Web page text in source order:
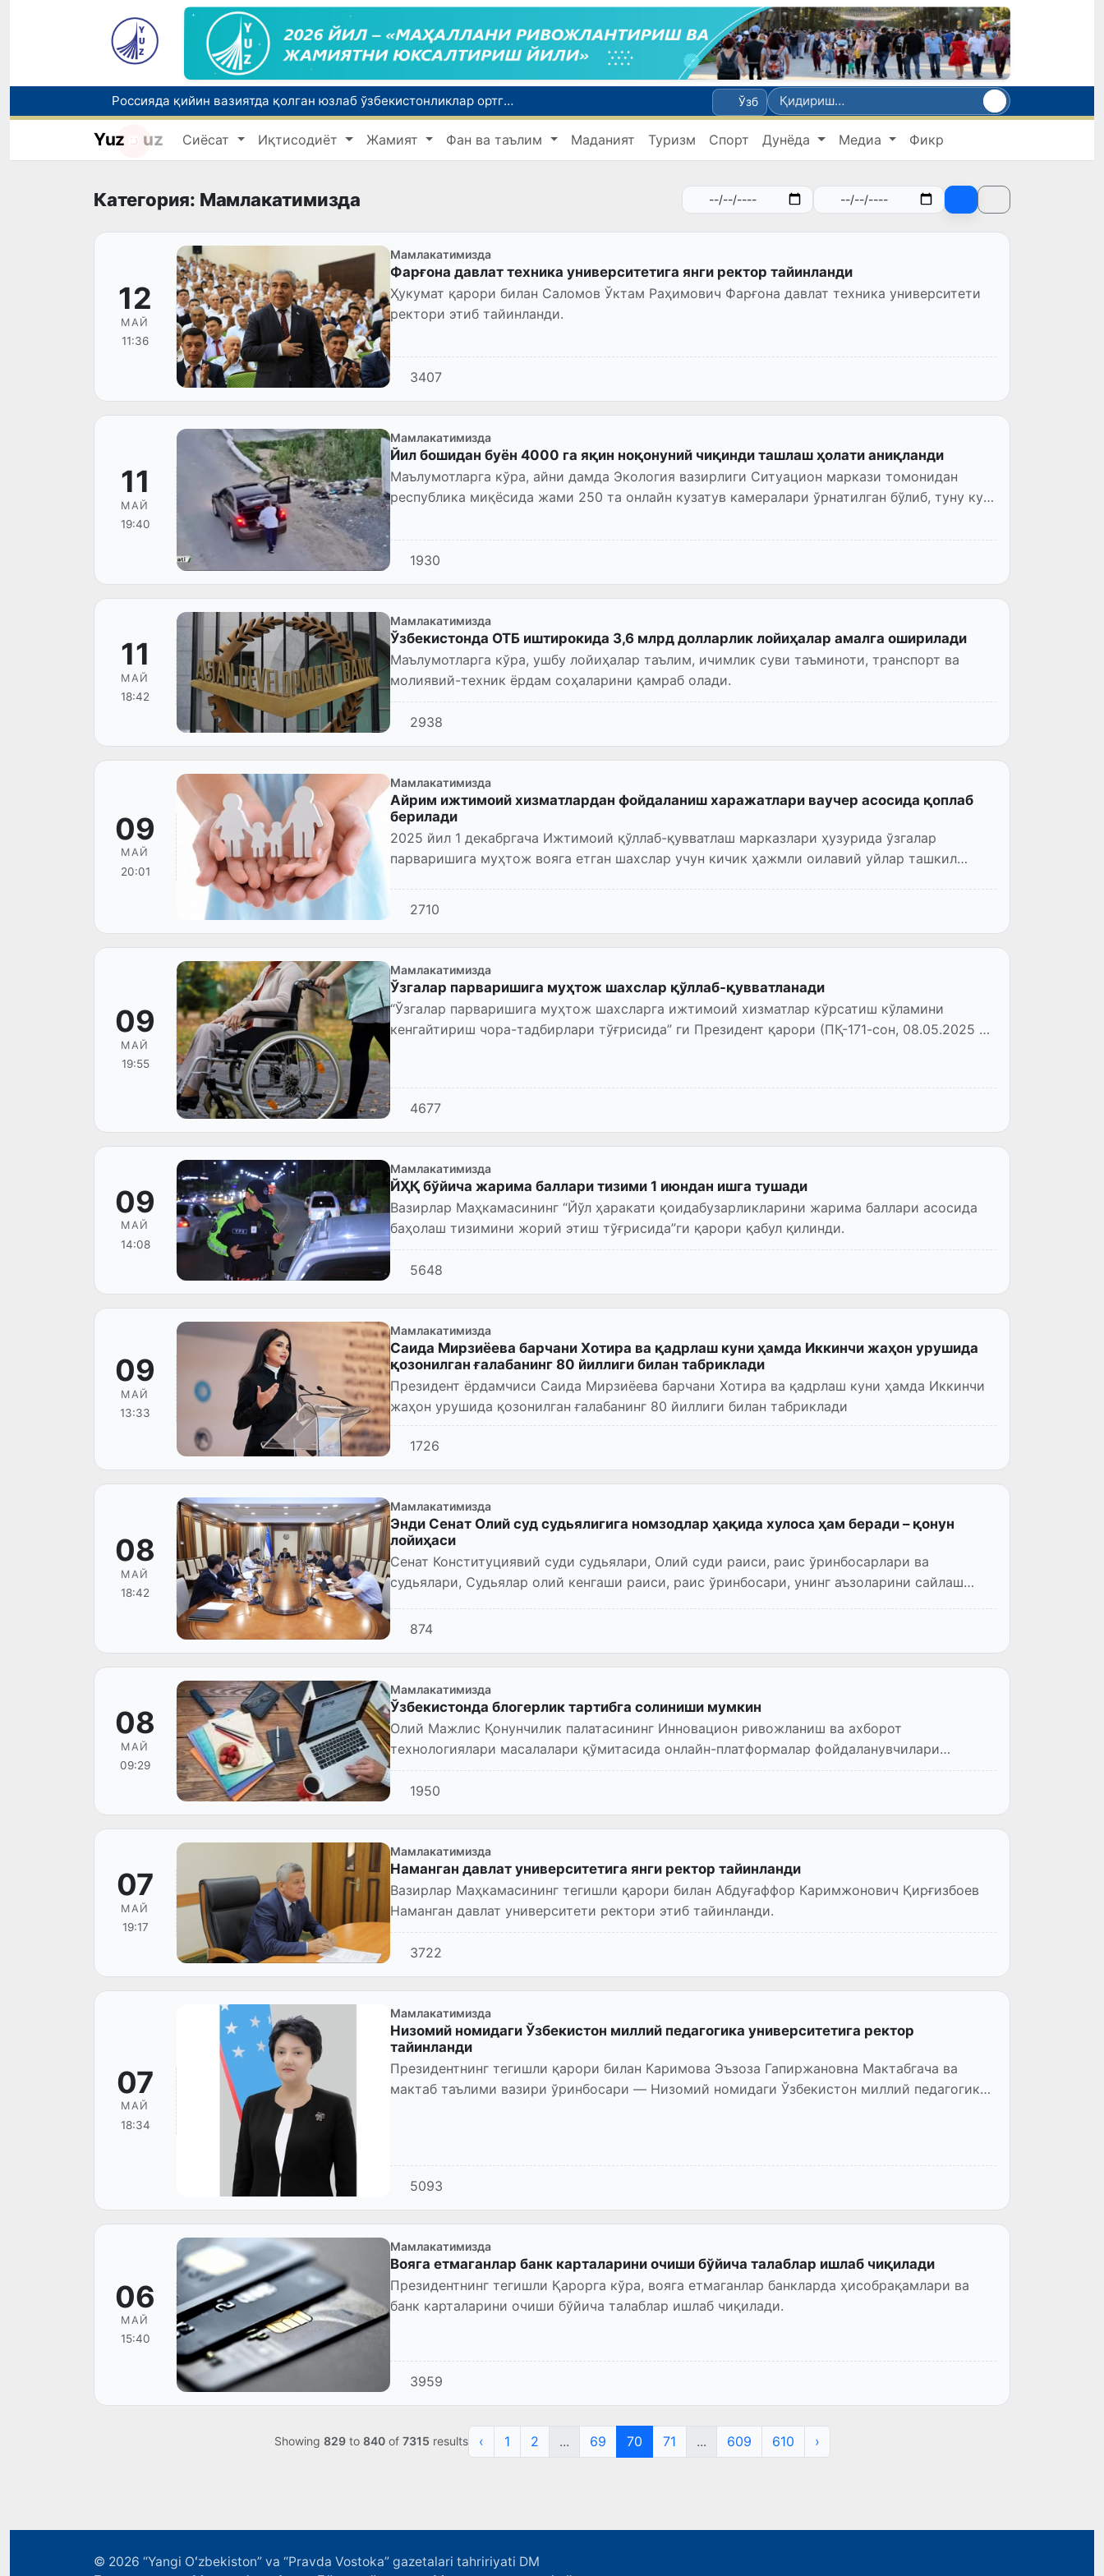
Россияда қийин вазиятда қолган юзлаб ўзбекистонликлар ортга қайтарилди
2030 йилгача хавфли чиқиндиларни қайта ишлаш даражаси 20 фоизга етказилади
Ўзбекистон илк бор Халқаро информатика олимпиадаси — IOI 2026га мезбонлик қилади
Ўзб
Yuz uz Сиёсат Иқтисодиёт Жамият Фан ва таълим Маданият Туризм Спорт Дунёда Медиа Фикр
Категория: Мамлакатимизда
12
МАЙ
11:36
Мамлакатимизда
Фарғона давлат техника университетига янги ректор тайинланди
Ҳукумат қарори билан Саломов Ўктам Раҳимович Фарғона давлат техника университети
ректори этиб тайинланди.
3407
11
МАЙ
19:40
Мамлакатимизда
Йил бошидан буён 4000 га яқин ноқонуний чиқинди ташлаш ҳолати аниқланди
Маълумотларга кўра, айни дамда Экология вазирлиги Ситуацион маркази томонидан
республика миқёсида жами 250 та онлайн кузатув камералари ўрнатилган бўлиб, туну кун
1930
11
МАЙ
18:42
Мамлакатимизда
Ўзбекистонда ОТБ иштирокида 3,6 млрд долларлик лойиҳалар амалга оширилади
Маълумотларга кўра, ушбу лойиҳалар таълим, ичимлик суви таъминоти, транспорт ва
молиявий-техник ёрдам соҳаларини қамраб олади.
2938
09
МАЙ
20:01
Мамлакатимизда
Айрим ижтимоий хизматлардан фойдаланиш харажатлари ваучер асосида қоплаб
берилади
2025 йил 1 декабргача Ижтимоий қўллаб-қувватлаш марказлари ҳузурида ўзгалар
парваришига муҳтож вояга етган шахслар учун кичик ҳажмли оилавий уйлар ташкил
2710
09
МАЙ
19:55
Мамлакатимизда
Ўзгалар парваришига муҳтож шахслар қўллаб-қувватланади
“Ўзгалар парваришига муҳтож шахсларга ижтимоий хизматлар кўрсатиш кўламини
кенгайтириш чора-тадбирлари тўғрисида” ги Президент қарори (ПҚ-171-сон, 08.05.2025 й.)
4677
09
МАЙ
14:08
Мамлакатимизда
ЙҲҚ бўйича жарима баллари тизими 1 июндан ишга тушади
Вазирлар Маҳкамасининг “Йўл ҳаракати қоидабузарликларини жарима баллари асосида
баҳолаш тизимини жорий этиш тўғрисида”ги қарори қабул қилинди.
5648
09
МАЙ
13:33
Мамлакатимизда
Саида Мирзиёева барчани Хотира ва қадрлаш куни ҳамда Иккинчи жаҳон урушида
қозонилган ғалабанинг 80 йиллиги билан табриклади
Президент ёрдамчиси Саида Мирзиёева барчани Хотира ва қадрлаш куни ҳамда Иккинчи
жаҳон урушида қозонилган ғалабанинг 80 йиллиги билан табриклади
1726
08
МАЙ
18:42
Мамлакатимизда
Энди Сенат Олий суд судьялигига номзодлар ҳақида хулоса ҳам беради – қонун
лойиҳаси
Сенат Конституциявий суди судьялари, Олий суди раиси, раис ўринбосарлари ва
судьялари, Судьялар олий кенгаши раиси, раис ўринбосари, унинг аъзоларини сайлаш
874
08
МАЙ
09:29
Мамлакатимизда
Ўзбекистонда блогерлик тартибга солиниши мумкин
Олий Мажлис Қонунчилик палатасининг Инновацион ривожланиш ва ахборот
технологиялари масалалари қўмитасида онлайн-платформалар фойдаланувчилари
ҳуқуқлари, соҳада юзага келаётган ижт...
1950
07
МАЙ
19:17
Мамлакатимизда
Наманган давлат университетига янги ректор тайинланди
Вазирлар Маҳкамасининг тегишли қарори билан Абдуғаффор Каримжонович Қирғизбоев
Наманган давлат университети ректори этиб тайинланди.
3722
07
МАЙ
18:34
Мамлакатимизда
Низомий номидаги Ўзбекистон миллий педагогика университетига ректор
тайинланди
Президентнинг тегишли қарори билан Каримова Эъзоза Гапиржановна Мактабгача ва
мактаб таълими вазири ўринбосари — Низомий номидаги Ўзбекистон миллий педагогика
5093
06
МАЙ
15:40
Мамлакатимизда
Вояга етмаганлар банк карталарини очиши бўйича талаблар ишлаб чиқилади
Президентнинг тегишли Қарорга кўра, вояга етмаганлар банкларда ҳисобрақамлари ва
банк карталарини очиши бўйича талаблар ишлаб чиқилади.
3959
Showing 829to 840of 7315 results ‹ 1 2 ... 69 70 71 ... 609 610 ›
© 2026 “Yangi Oʻzbekiston” va “Pravda Vostoka” gazetalari tahririyati DM